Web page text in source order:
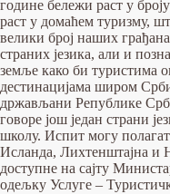
године бележи раст у
раст у домаћем туризму,
велики број наших
страних језика, али и
земље како би туристима
дестинацијама широм
држављани Републике
говоре још један страни
школу. Испит могу
Исланда, Лихтенштајна и
доступне на сајту
одељку Услуге –